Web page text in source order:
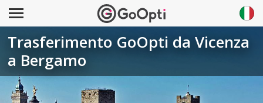
Trasferimento GoOpti da Vicenza
a Bergamo